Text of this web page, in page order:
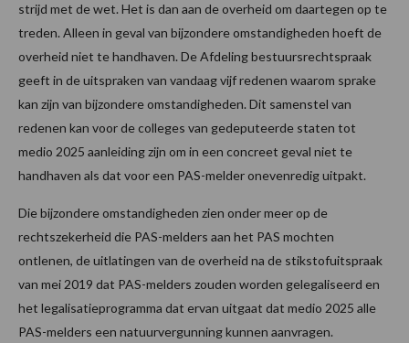
strijd met de wet. Het is dan aan de overheid om daartegen op te
treden. Alleen in geval van bijzondere omstandigheden hoeft de
overheid niet te handhaven. De Afdeling bestuursrechtspraak
geeft in de uitspraken van vandaag vijf redenen waarom sprake
kan zijn van bijzondere omstandigheden. Dit samenstel van
redenen kan voor de colleges van gedeputeerde staten tot
medio 2025 aanleiding zijn om in een concreet geval niet te
handhaven als dat voor een PAS-melder onevenredig uitpakt.
Die bijzondere omstandigheden zien onder meer op de
rechtszekerheid die PAS-melders aan het PAS mochten
ontlenen, de uitlatingen van de overheid na de stikstofuitspraak
van mei 2019 dat PAS-melders zouden worden gelegaliseerd en
het legalisatieprogramma dat ervan uitgaat dat medio 2025 alle
PAS-melders een natuurvergunning kunnen aanvragen.